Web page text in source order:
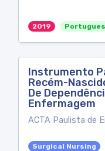
2019
Instrumento
Recém-
De
Enfermagem
ACTA Paulista de
Surgical Nursing